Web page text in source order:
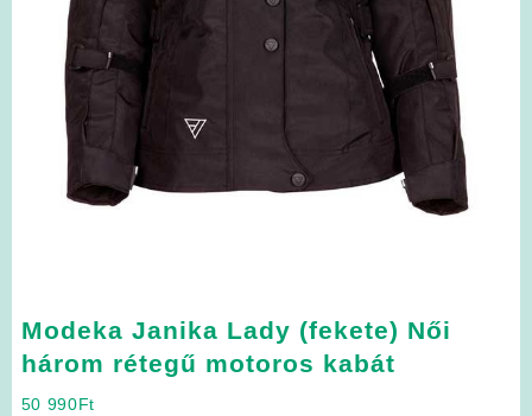
Modeka Janika Lady (fekete) Női
három rétegű motoros kabát
50 990Ft